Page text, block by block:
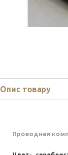
Опис товару
Проводная